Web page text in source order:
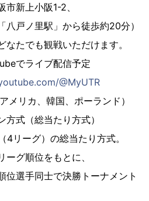
上小阪1-2、
里駅」から徒歩約20分）
たでも観戦いただけます。
ライブ配信予定
@MyUTR
メリカ、韓国、ポーランド）
式（総当たり方式）
グ）の総当たり方式。
順位をもとに、
同士で決勝トーナメント